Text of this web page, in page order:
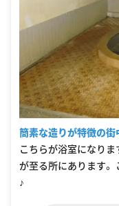
簡素な造りが特徴の街
こちらが浴室になり
が至る所にあります。
♪